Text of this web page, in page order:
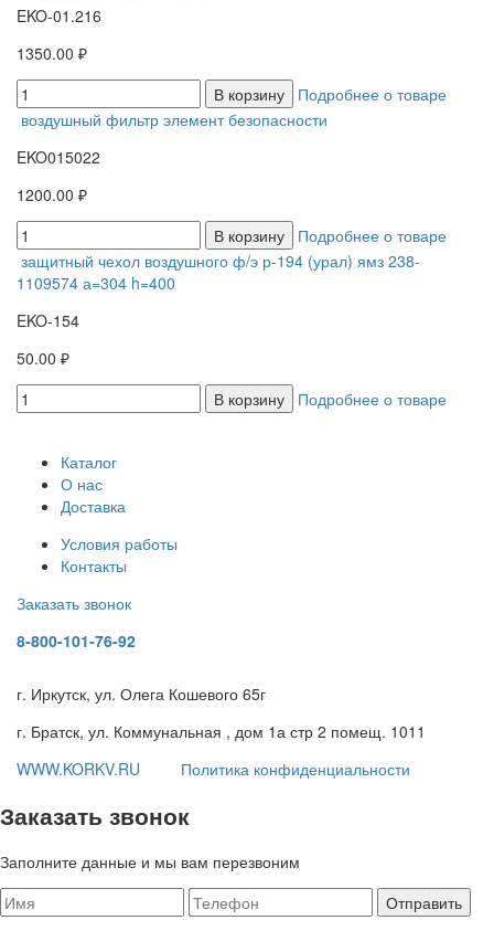
EKO-01.216
1350.00 ₽
В корзину
Подробнее о товаре
воздушный фильтр элемент безопасности
EKO015022
1200.00 ₽
В корзину
Подробнее о товаре
защитный чехол воздушного ф/э р-194 (урал) ямз 238-
1109574 а=304 h=400
EKO-154
50.00 ₽
В корзину
Подробнее о товаре
Каталог
О нас
Доставка
Условия работы
Контакты
Заказать звонок
8-800-101-76-92
г. Иркутск, ул. Олега Кошевого 65г
г. Братск, ул. Коммунальная , дом 1а стр 2 помещ. 1011
WWW.KORKV.RU
Политика конфиденциальности
Заказать звонок
Заполните данные и мы вам перезвоним